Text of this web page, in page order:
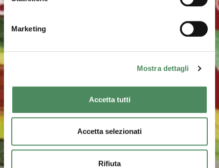
Marketing
Mostra dettagli
Accetta tutti
Accetta selezionati
Rifiuta